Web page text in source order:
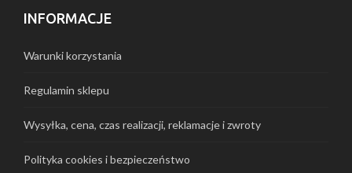
INFORMACJE
Warunki korzystania
Regulamin sklepu
Wysyłka, cena, czas realizacji, reklamacje i zwroty
Polityka cookies i bezpieczeństwo